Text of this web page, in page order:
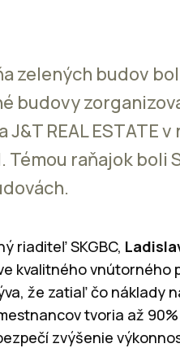
zelených budov
budovy
REAL ESTATE
Témou raňajok
riaditeľ SKGBC,
kvalitného
že zatiaľ čo náklady
tvoria až
zvýšenie